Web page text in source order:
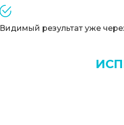
Видимый результат уже